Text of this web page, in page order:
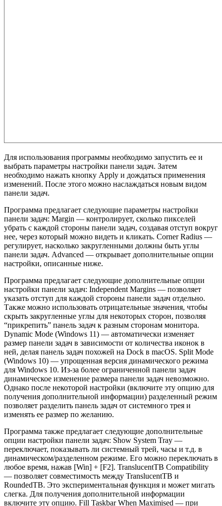
Для использования программы необходимо запустить ее и
выбрать параметры настройки панели задач. Затем
необходимо нажать кнопку Apply и дождаться применения
изменений. После этого можно наслаждаться новым видом
панели задач.
Программа предлагает следующие параметры настройки
панели задач: Margin — контролирует, сколько пикселей
убрать с каждой стороны панели задач, создавая отступ вокруг
нее, через который можно видеть и кликать. Corner Radius —
регулирует, насколько закругленными должны быть углы
панели задач. Advanced — открывает дополнительные опции
настройки, описанные ниже.
Программа предлагает следующие дополнительные опции
настройки панели задач: Independent Margins — позволяет
указать отступ для каждой стороны панели задач отдельно.
Также можно использовать отрицательные значения, чтобы
скрыть закругленные углы для некоторых сторон, позволяя
“прикрепить” панель задач к разным сторонам монитора.
Dynamic Mode (Windows 11) — автоматически изменяет
размер панели задач в зависимости от количества иконок в
ней, делая панель задач похожей на Dock в macOS. Split Mode
(Windows 10) — упрощенная версия динамического режима
для Windows 10. Из-за более ограниченной панели задач
динамическое изменение размера панели задач невозможно.
Однако после некоторой настройки (включите эту опцию для
получения дополнительной информации) разделенный режим
позволяет разделить панель задач от системного трея и
изменять ее размер по желанию.
Программа также предлагает следующие дополнительные
опции настройки панели задач: Show System Tray —
переключает, показывать ли системный трей, часы и т.д. в
динамическом/разделенном режиме. Его можно переключать в
любое время, нажав [Win] + [F2]. TranslucentTB Compatibility
— позволяет совместимость между TranslucentTB и
RoundedTB. Это экспериментальная функция и может мигать
слегка. Для получения дополнительной информации
включите эту опцию. Fill Taskbar When Maximised — при